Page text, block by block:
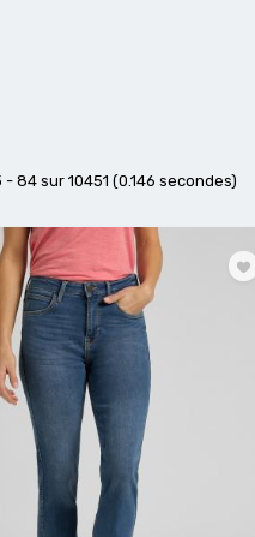
84 sur 10451 (0.146 secondes)